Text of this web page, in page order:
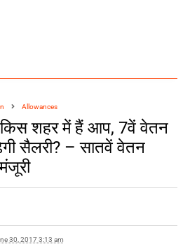
Allowances
किस शहर में हैं आप, 7वें वेतन
सैलरी? – सातवें वेतन
30, 2017 3:13 am